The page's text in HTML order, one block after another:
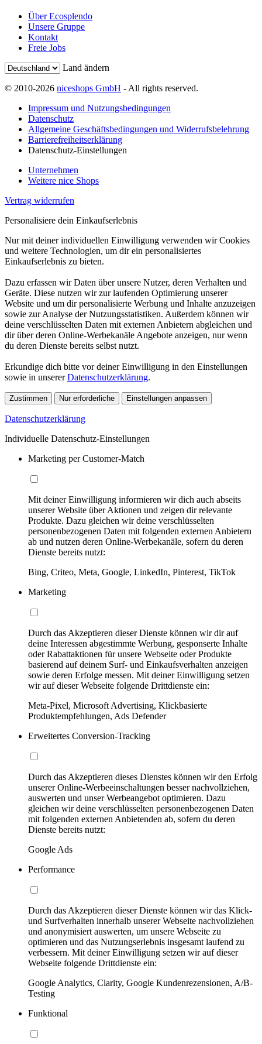
Über Ecosplendo
Unsere Gruppe
Kontakt
Freie Jobs
Land ändern
© 2010-2026 niceshops GmbH - All rights reserved.
Impressum und Nutzungsbedingungen
Datenschutz
Allgemeine Geschäftsbedingungen und Widerrufsbelehrung
Barrierefreiheitserklärung
Datenschutz-Einstellungen
Unternehmen
Weitere nice Shops
Vertrag widerrufen
Personalisiere dein Einkaufserlebnis
Nur mit deiner individuellen Einwilligung verwenden wir Cookies
und weitere Technologien, um dir ein personalisiertes
Einkaufserlebnis zu bieten.
Dazu erfassen wir Daten über unsere Nutzer, deren Verhalten und
Geräte. Diese nutzen wir zur laufenden Optimierung unserer
Website und um dir personalisierte Werbung und Inhalte anzuzeigen
sowie zur Analyse der Nutzungsstatistiken. Außerdem können wir
deine verschlüsselten Daten mit externen Anbietern abgleichen und
dir über deren Online-Werbekanäle Angebote anzeigen, nur wenn
du deren Dienste bereits selbst nutzt.
Erkundige dich bitte vor deiner Einwilligung in den Einstellungen
sowie in unsererDatenschutzerklärung.
Zustimmen Nur erforderliche Einstellungen anpassen
Datenschutzerklärung
Individuelle Datenschutz-Einstellungen
Marketing per Customer-Match
Mit deiner Einwilligung informieren wir dich auch abseits
unserer Website über Aktionen und zeigen dir relevante
Produkte. Dazu gleichen wir deine verschlüsselten
personenbezogenen Daten mit folgenden externen Anbietern
ab und nutzen deren Online-Werbekanäle, sofern du deren
Dienste bereits nutzt:
Bing, Criteo, Meta, Google, LinkedIn, Pinterest, TikTok
Marketing
Durch das Akzeptieren dieser Dienste können wir dir auf
deine Interessen abgestimmte Werbung, gesponserte Inhalte
oder Rabattaktionen für unsere Webseite oder Produkte
basierend auf deinem Surf- und Einkaufsverhalten anzeigen
sowie deren Erfolge messen. Mit deiner Einwilligung setzen
wir auf dieser Webseite folgende Drittdienste ein:
Meta-Pixel, Microsoft Advertising, Klickbasierte
Produktempfehlungen, Ads Defender
Erweitertes Conversion-Tracking
Durch das Akzeptieren dieses Dienstes können wir den Erfolg
unserer Online-Werbeeinschaltungen besser nachvollziehen,
auswerten und unser Werbeangebot optimieren. Dazu
gleichen wir deine verschlüsselten personenbezogenen Daten
mit folgenden externen Anbietenden ab, sofern du deren
Dienste bereits nutzt:
Google Ads
Performance
Durch das Akzeptieren dieser Dienste können wir das Klick-
und Surfverhalten innerhalb unserer Webseite nachvollziehen
und anonymisiert auswerten, um unsere Webseite zu
optimieren und das Nutzungserlebnis insgesamt laufend zu
verbessern. Mit deiner Einwilligung setzen wir auf dieser
Webseite folgende Drittdienste ein:
Google Analytics, Clarity, Google Kundenrezensionen, A/B-
Testing
Funktional